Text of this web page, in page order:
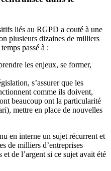
liés au RGPD a couté à une
plusieurs dizaines de milliers
passé à :
les enjeux, se former,
s’assurer que les
comme ils doivent,
beaucoup ont la particularité
mettre en place de nouvelles
en interne un sujet récurrent et
de milliers d’entreprises
de l’argent si ce sujet avait été